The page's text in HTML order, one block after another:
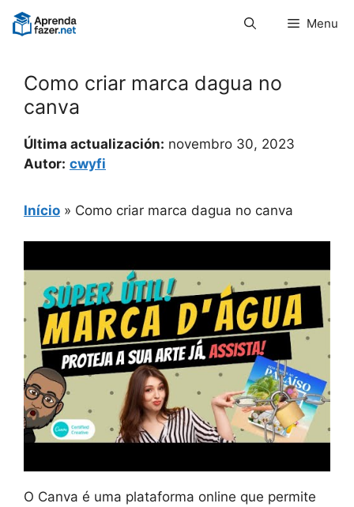
Pular
para
Menu
Como criar marca dagua no
canva
Última actualización: novembro 30, 2023
Autor: cwyfi
Início » Como criar marca dagua no canva
O Canva é uma plataforma online que permite